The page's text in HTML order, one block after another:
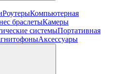
РоутерыКомпьютерная
браслетыКамеры
системыПортативная
Аксессуары